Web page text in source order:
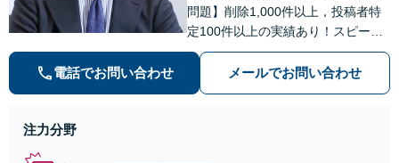
問題】削除1,000件以上，投稿者特
定100件以上の実績あり！スピーデ
ィーな対応。【交通事故】治療費の
打切り延長交渉・慰謝料の増額なら
お任せを。【借金・債務整理】状況
電話でお問い合わせ メールでお問い合わせ
注力分野